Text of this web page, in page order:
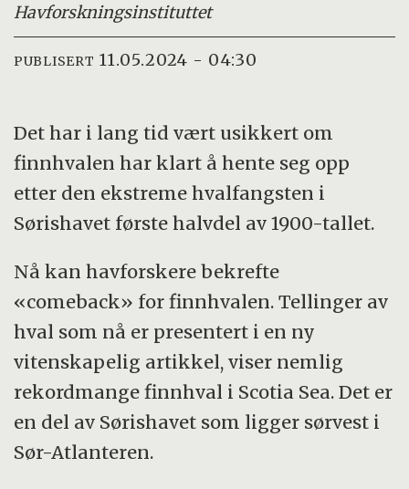
Havforskningsinstituttet
PUBLISERT 11.05.2024 - 04:30
Det har i lang tid vært usikkert om
finnhvalen har klart å hente seg opp
etter den ekstreme hvalfangsten i
Sørishavet første halvdel av 1900-tallet.
Nå kan havforskere bekrefte
«comeback» for finnhvalen. Tellinger av
hval som nå er presentert i en ny
vitenskapelig artikkel, viser nemlig
rekordmange finnhval i Scotia Sea. Det er
en del av Sørishavet som ligger sørvest i
Sør-Atlanteren.